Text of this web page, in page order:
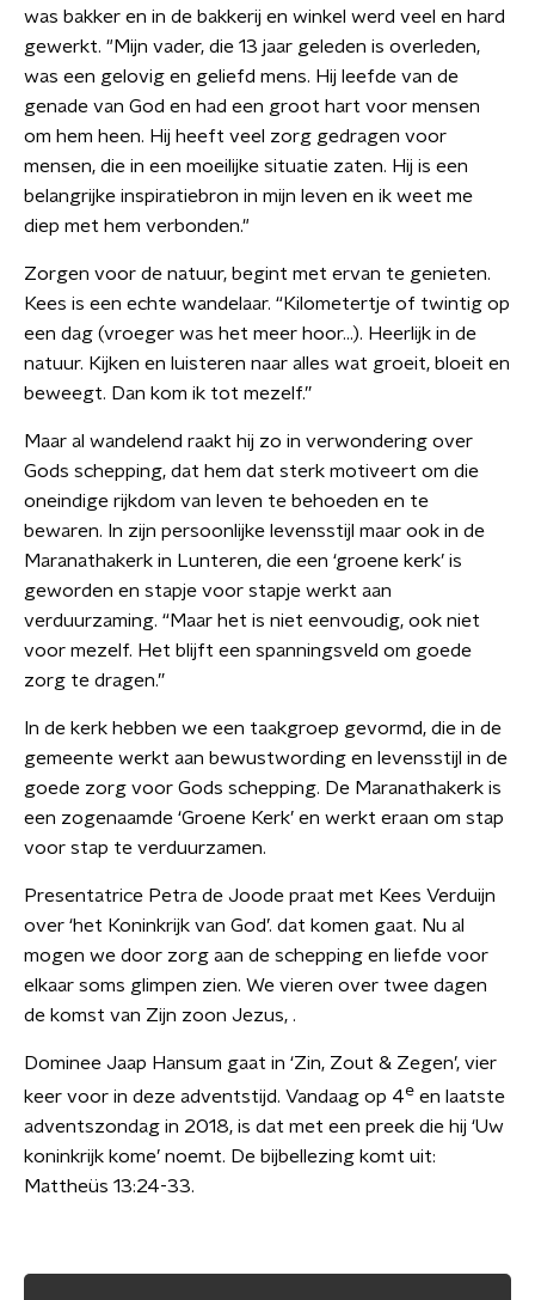
was bakker en in de bakkerij en winkel werd veel en hard
gewerkt. "Mijn vader, die 13 jaar geleden is overleden,
was een gelovig en geliefd mens. Hij leefde van de
genade van God en had een groot hart voor mensen
om hem heen. Hij heeft veel zorg gedragen voor
mensen, die in een moeilijke situatie zaten. Hij is een
belangrijke inspiratiebron in mijn leven en ik weet me
diep met hem verbonden."
Zorgen voor de natuur, begint met ervan te genieten.
Kees is een echte wandelaar. “Kilometertje of twintig op
een dag (vroeger was het meer hoor…). Heerlijk in de
natuur. Kijken en luisteren naar alles wat groeit, bloeit en
beweegt. Dan kom ik tot mezelf.”
Maar al wandelend raakt hij zo in verwondering over
Gods schepping, dat hem dat sterk motiveert om die
oneindige rijkdom van leven te behoeden en te
bewaren. In zijn persoonlijke levensstijl maar ook in de
Maranathakerk in Lunteren, die een ‘groene kerk’ is
geworden en stapje voor stapje werkt aan
verduurzaming. “Maar het is niet eenvoudig, ook niet
voor mezelf. Het blijft een spanningsveld om goede
zorg te dragen.”
In de kerk hebben we een taakgroep gevormd, die in de
gemeente werkt aan bewustwording en levensstijl in de
goede zorg voor Gods schepping. De Maranathakerk is
een zogenaamde ‘Groene Kerk’ en werkt eraan om stap
voor stap te verduurzamen.
Presentatrice Petra de Joode praat met Kees Verduijn
over ‘het Koninkrijk van God’. dat komen gaat. Nu al
mogen we door zorg aan de schepping en liefde voor
elkaar soms glimpen zien. We vieren over twee dagen
de komst van Zijn zoon Jezus, .
Dominee Jaap Hansum gaat in ‘Zin, Zout & Zegen’, vier
keer voor in deze adventstijd. Vandaag op 4e en laatste
adventszondag in 2018, is dat met een preek die hij ‘Uw
koninkrijk kome’ noemt. De bijbellezing komt uit:
Mattheüs 13:24-33.